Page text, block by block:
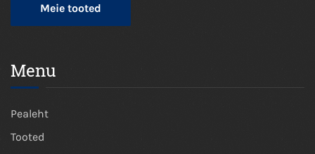
Meie tooted
Menu
Pealeht
Tooted